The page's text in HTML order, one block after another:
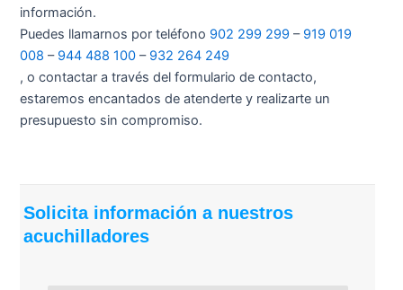
información.
Puedes llamarnos por teléfono 902 299 299 – 919 019
008 – 944 488 100 – 932 264 249
, o contactar a través del formulario de contacto,
estaremos encantados de atenderte y realizarte un
presupuesto sin compromiso.
Solicita información a nuestros
acuchilladores